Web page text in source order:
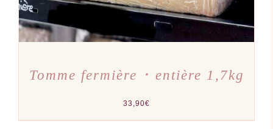
Tomme fermière ･ entière 1,7kg
33,90€